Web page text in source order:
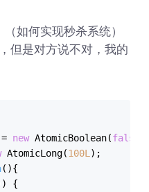
如何实现秒杀系统）
但是对方说不对，我的
new AtomicBoolean(false
AtomicLong(100L );
(){
{